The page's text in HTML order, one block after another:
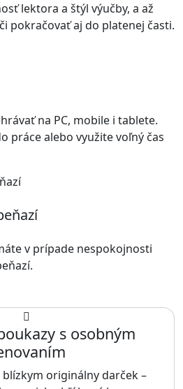
lektora a štýl výučby, a až
pokračovať aj do platenej časti.
na PC, mobile i tablete.
práce alebo využite voľný čas
v prípade nespokojnosti
s osobným
originálny darček –